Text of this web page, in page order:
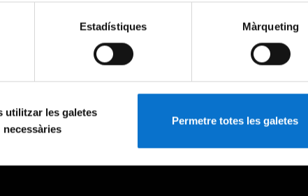
Estadístiques Màrqueting
utilitzar les galetes
necessàries
Permetre totes les galetes